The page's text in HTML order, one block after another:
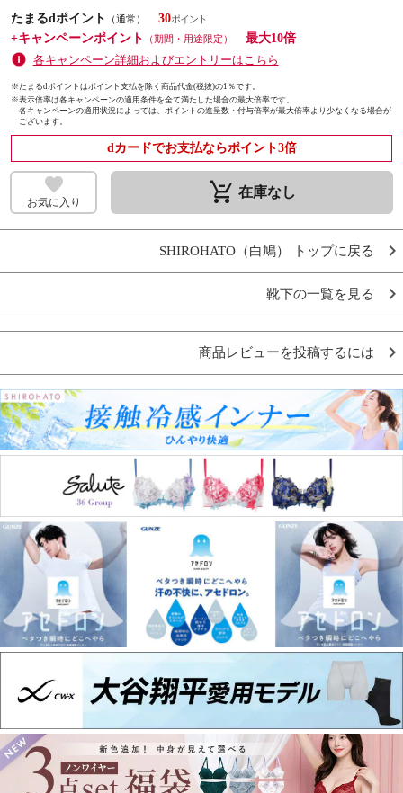
たまるdポイント
（通常）
30
+キャンペーンポイント
（期間・用途限定）
最大10倍
各キャンペーン詳細およびエントリーはこちら
※たまるdポイントはポイント支払を除く商品代金(税抜)の1％です。
※表示倍率は各キャンペーンの適用条件を全て満たした場合の最大倍率です。
各キャンペーンの適用状況によっては、ポイントの進呈数・付与倍率が最大倍率より少なくなる場合が
ございます。
dカードでお支払ならポイント3倍
お気に入り remove_shopping_cart 在庫なし
SHIROHATO（白鳩） トップに戻る
靴下の一覧を見る
商品レビューを投稿するには